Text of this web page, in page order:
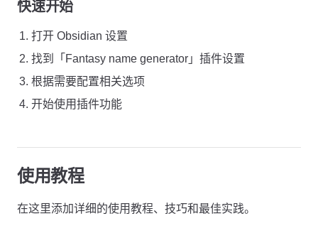
快速开始
打开 Obsidian 设置
找到「Fantasy name generator」插件设置
根据需要配置相关选项
开始使用插件功能
使用教程
在这里添加详细的使用教程、技巧和最佳实践。